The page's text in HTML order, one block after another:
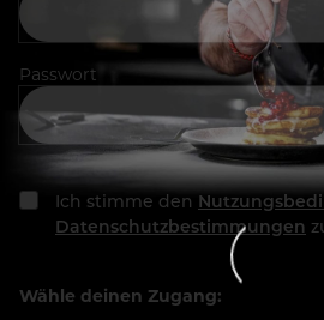
Passwort
Ich stimme den
Datenschutzbestimmungen
Wähle deinen Zugang: